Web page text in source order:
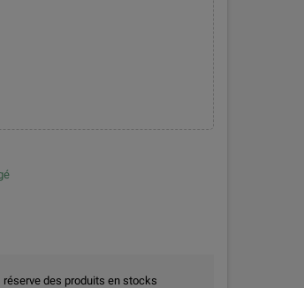
des produits en stocks